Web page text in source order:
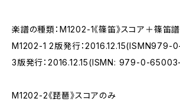
楽譜の種類：M1202-1《篠笛》スコア＋篠笛譜
M1202-1 2版発行：
3版発行：2016.12.15(ISMN: 979-0-
M1202-2《琵琶》スコアのみ